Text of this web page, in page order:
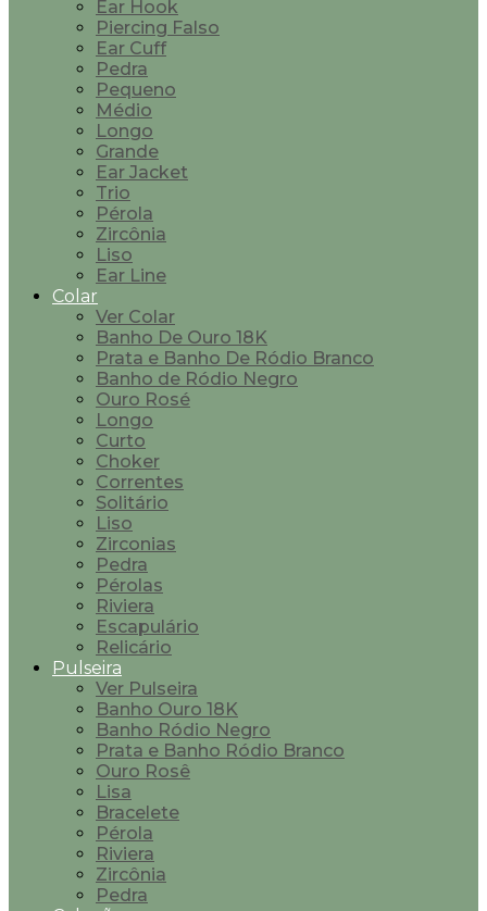
Ear Hook
Piercing Falso
Ear Cuff
Pedra
Pequeno
Médio
Longo
Grande
Ear Jacket
Trio
Pérola
Zircônia
Liso
Ear Line
Colar
Ver Colar
Banho De Ouro 18K
Prata e Banho De Ródio Branco
Banho de Ródio Negro
Ouro Rosé
Longo
Curto
Choker
Correntes
Solitário
Liso
Zirconias
Pedra
Pérolas
Riviera
Escapulário
Relicário
Pulseira
Ver Pulseira
Banho Ouro 18K
Banho Ródio Negro
Prata e Banho Ródio Branco
Ouro Rosê
Lisa
Bracelete
Pérola
Riviera
Zircônia
Pedra